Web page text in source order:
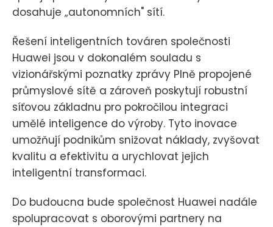
dosahuje „autonomních" sítí.
Řešení inteligentních továren společnosti
Huawei jsou v dokonalém souladu s
vizionářskými poznatky zprávy Plně propojené
průmyslové sítě a zároveň poskytují robustní
síťovou základnu pro pokročilou integraci
umělé inteligence do výroby. Tyto inovace
umožňují podnikům snižovat náklady, zvyšovat
kvalitu a efektivitu a urychlovat jejich
inteligentní transformaci.
Do budoucna bude společnost Huawei nadále
spolupracovat s oborovými partnery na